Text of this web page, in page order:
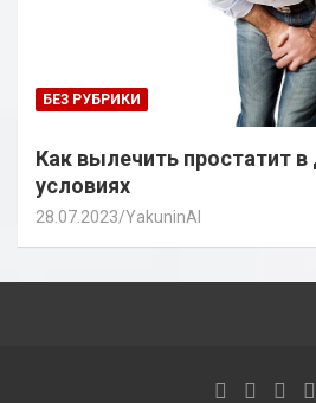
БЕЗ РУБРИКИ
Как вылечить простатит
условиях
28.07.2023 YakuninAI